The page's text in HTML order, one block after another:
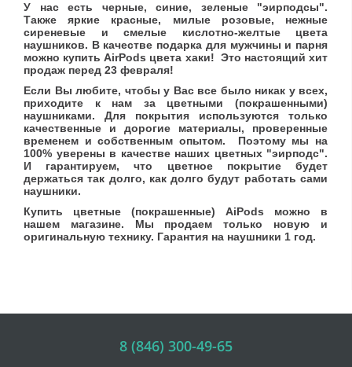
У нас есть черные, синие, зеленые "эирподсы".
Также яркие красные, милые розовые, нежные
сиреневые и смелые кислотно-желтые цвета
наушников. В качестве подарка для мужчины и парня
можно купить AirPods цвета хаки! Это настоящий хит
продаж перед 23 февраля!
Если Вы любите, чтобы у Вас все было никак у всех,
приходите к нам за цветными (покрашенными)
наушниками. Для покрытия используются только
качественные и дорогие материалы, проверенные
временем и собственным опытом. Поэтому мы на
100% уверены в качестве наших цветных "эирподс".
И гарантируем, что цветное покрытие будет
держаться так долго, как долго будут работать сами
наушники.
Купить цветные (покрашенные) AiPods можно в
нашем магазине. Мы продаем только новую и
оригинальную технику. Гарантия на наушники 1 год.
8 (846) 300-49-65